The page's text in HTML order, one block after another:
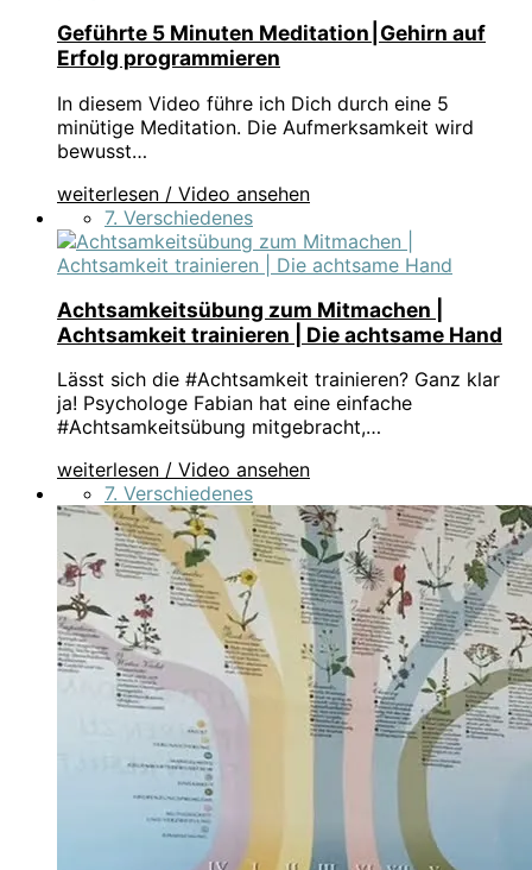
Geführte 5 Minuten Meditation⎮Gehirn auf
Erfolg programmieren
In diesem Video führe ich Dich durch eine 5
minütige Meditation. Die Aufmerksamkeit wird
bewusst…
weiterlesen / Video ansehen
7. Verschiedenes
Achtsamkeitsübung zum Mitmachen |
Achtsamkeit trainieren | Die achtsame Hand
Lässt sich die #Achtsamkeit trainieren? Ganz klar
ja! Psychologe Fabian hat eine einfache
#Achtsamkeitsübung mitgebracht,…
weiterlesen / Video ansehen
7. Verschiedenes